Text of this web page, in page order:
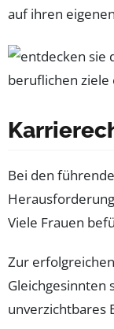
auf ihren
Bei den
Viele Frauen
Zur erfolgreichen
Gleichgesinnten
unverzichtbares